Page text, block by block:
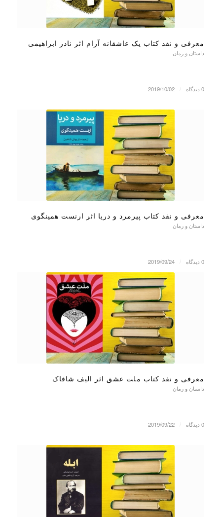
معرفی و نقد کتاب یک عاشقانه آرام اثر نادر ابراهیمی
داستان و رمان
0 دیدگاه 2019/10/02
معرفی و نقد کتاب پیرمرد و دریا اثر ارنست همینگوی
داستان و رمان
0 دیدگاه 2019/09/24
معرفی و نقد کتاب ملت عشق اثر الیف شافاک
داستان و رمان
0 دیدگاه 2019/09/22